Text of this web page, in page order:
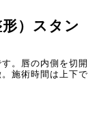
）スタン
。唇の内側を切開
施術時間は上下で